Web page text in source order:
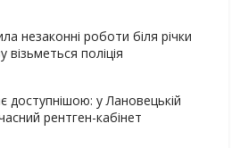
незаконні роботи біля річки
поліція
доступнішою: у Лановецькій
рентген-кабінет